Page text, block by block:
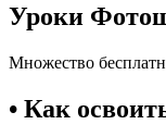
Уроки
Множество
• Как